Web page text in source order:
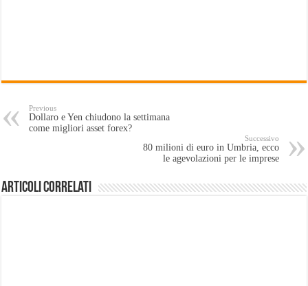
Previous
Dollaro e Yen chiudono la settimana
come migliori asset forex?
Successivo
80 milioni di euro in Umbria, ecco
le agevolazioni per le imprese
Articoli Correlati